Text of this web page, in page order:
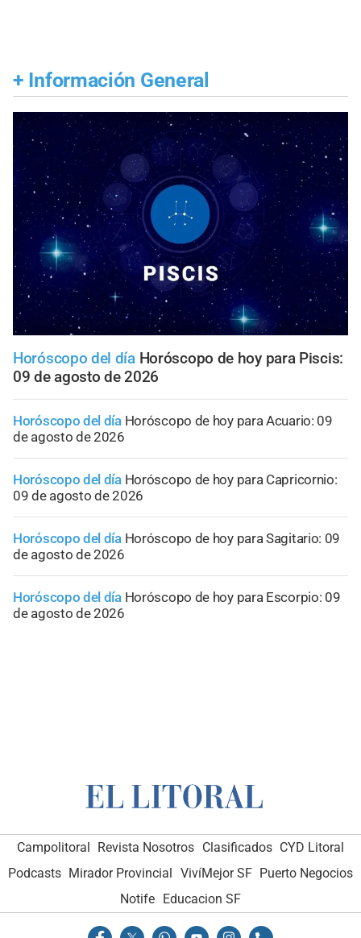
+ Información General
Horóscopo del día Horóscopo de hoy para Piscis:
09 de agosto de 2026
Horóscopo del día Horóscopo de hoy para Acuario: 09
de agosto de 2026
Horóscopo del día Horóscopo de hoy para Capricornio:
09 de agosto de 2026
Horóscopo del día Horóscopo de hoy para Sagitario: 09
de agosto de 2026
Horóscopo del día Horóscopo de hoy para Escorpio: 09
de agosto de 2026
Campolitoral Revista Nosotros Clasificados CYD Litoral
Podcasts Mirador Provincial VivíMejor SF Puerto Negocios
Notife Educacion SF